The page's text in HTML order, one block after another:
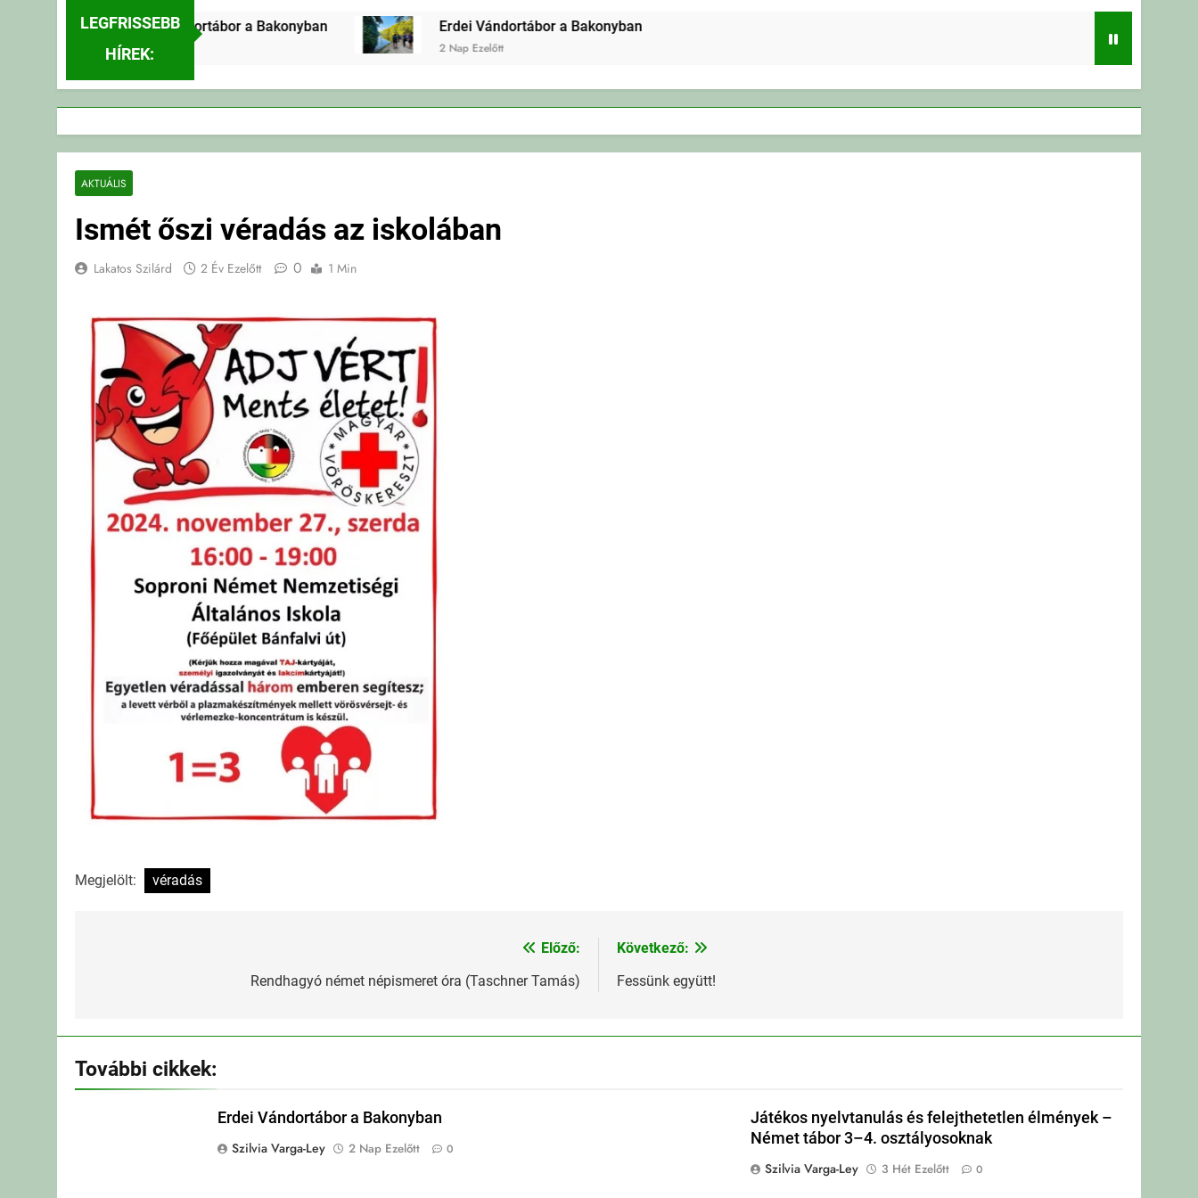
LEGFRISSEBB
HÍREK:
Erdei Vándortábor a Bakonyban
2 Nap Ezelőtt
Erdei Vándortábor a Bakonyban
2 Nap Ezelőtt
AKTUÁLIS
Ismét őszi véradás az iskolában
Lakatos Szilárd 2 Év Ezelőtt 0 1 Min
Megjelölt: véradás
Előző:
Rendhagyó német népismeret óra (Taschner Tamás)
Következő:
Fessünk együtt!
További cikkek:
Erdei Vándortábor a Bakonyban
Szilvia Varga-Ley
2 Nap Ezelőtt 0
Játékos nyelvtanulás és felejthetetlen élmények –
Német tábor 3–4. osztályosoknak
Szilvia Varga-Ley
3 Hét Ezelőtt 0